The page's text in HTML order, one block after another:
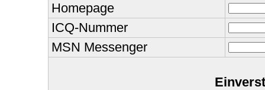
Homepage
ICQ-Nummer
MSN Messenger